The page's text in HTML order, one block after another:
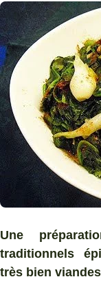
Une
traditionnels
très bien